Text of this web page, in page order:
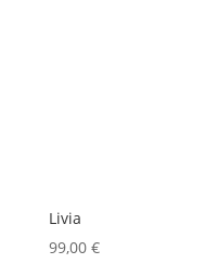
Livia
99,00 €